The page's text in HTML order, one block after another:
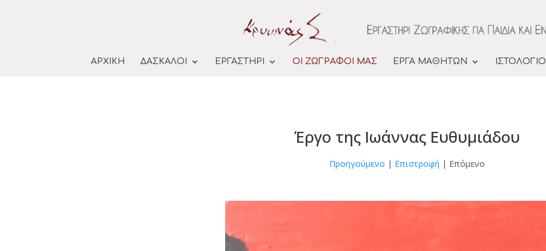
ΑΡΧΙΚΗ ΔΑΣΚΑΛΟΙ ΕΡΓΑΣΤΗΡΙ ΟΙ ΖΩΓΡΑΦΟΙ ΜΑΣ ΕΡΓΑ ΜΑΘΗΤΩΝ ΙΣΤΟΛΟΓΙΟ
Έργο της Ιωάννας Ευθυμιάδου
Προηγούμενο | Επιστροφή | Επόμενο